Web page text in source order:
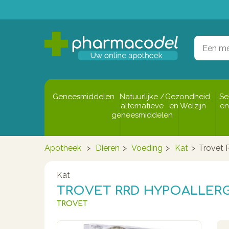
Geneesmiddelen
Natuurlijke /
alternatieve
geneesmiddelen
Gezondheid
en Welzijn
Apotheek > Dieren > Voeding > Kat > Trovet
Kat
TROVET RRD
TROVET